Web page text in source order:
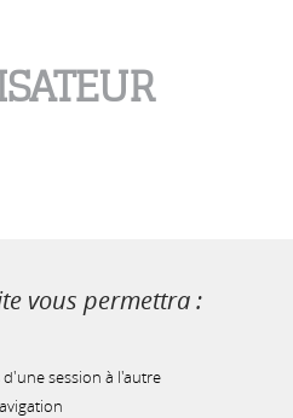
vous permettra :
session à l'autre